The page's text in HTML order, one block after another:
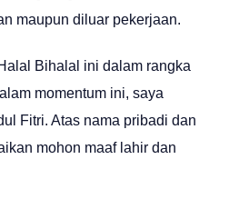
maupun diluar pekerjaan.
Bihalal ini dalam rangka
momentum ini, saya
Fitri. Atas nama pribadi dan
mohon maaf lahir dan